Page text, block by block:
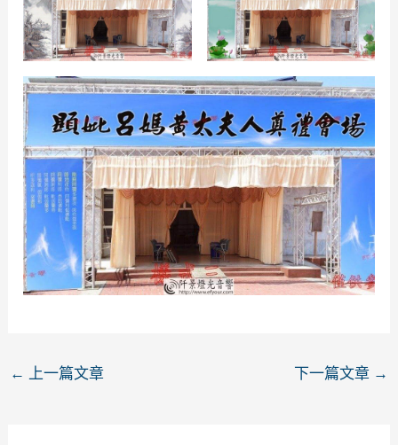
← 上一篇文章 下一篇文章 →